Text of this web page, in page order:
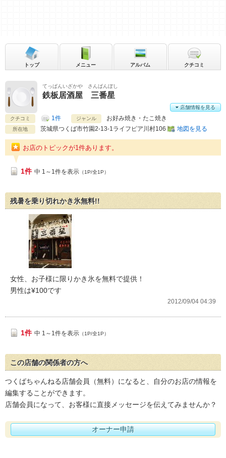
てっぱんいざかや さんばんぼし
鉄板居酒屋 三番星
クチコミ 1件 ジャンル お好み焼き・たこ焼き
所在地 茨城県つくば市竹園2-13-1ライフピア川村106 地図を見る
店舗情報を見る
トップ メニュー アルバム クチコミ
お店のトピックが1件あります。
1件 中 1～1件を表示 （1P/全1P）
残暑を乗り切れかき氷無料!!
女性、お子様に限りかき氷を無料で提供！
男性は¥100です
2012/09/04 04:39
1件 中 1～1件を表示 （1P/全1P）
この店舗の関係者の方へ
つくばちゃんねる店舗会員（無料）になると、自分のお店の情報を
編集することができます。
店舗会員になって、お客様に直接メッセージを伝えてみませんか？
オーナー申請